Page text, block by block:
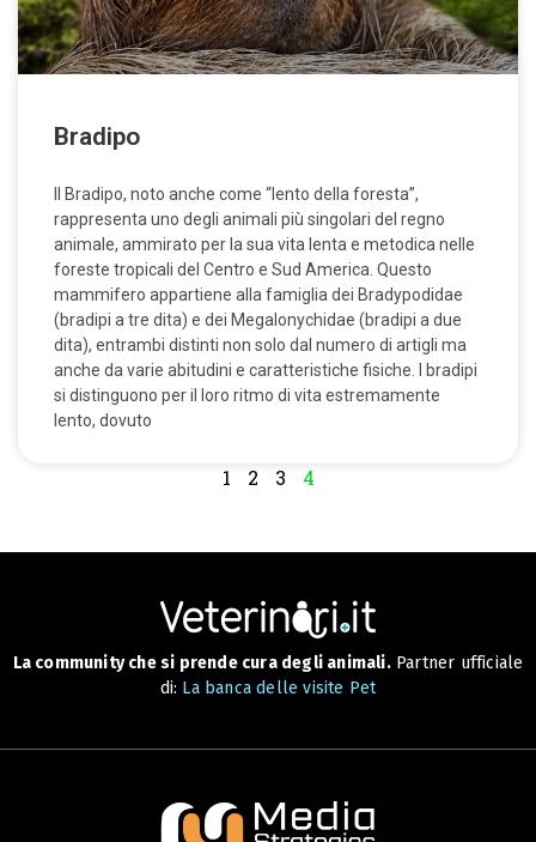
Bradipo
Il Bradipo, noto anche come “lento della foresta”,
rappresenta uno degli animali più singolari del regno
animale, ammirato per la sua vita lenta e metodica nelle
foreste tropicali del Centro e Sud America. Questo
mammifero appartiene alla famiglia dei Bradypodidae
(bradipi a tre dita) e dei Megalonychidae (bradipi a due
dita), entrambi distinti non solo dal numero di artigli ma
anche da varie abitudini e caratteristiche fisiche. I bradipi
si distinguono per il loro ritmo di vita estremamente
lento, dovuto
1 2 3 4
La community che si prende cura degli animali.Partner ufficiale
di: La banca delle visite Pet